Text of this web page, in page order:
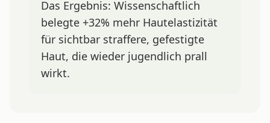
Das Ergebnis: Wissenschaftlich
belegte +32% mehr Hautelastizität
für sichtbar straffere, gefestigte
Haut, die wieder jugendlich prall
wirkt.